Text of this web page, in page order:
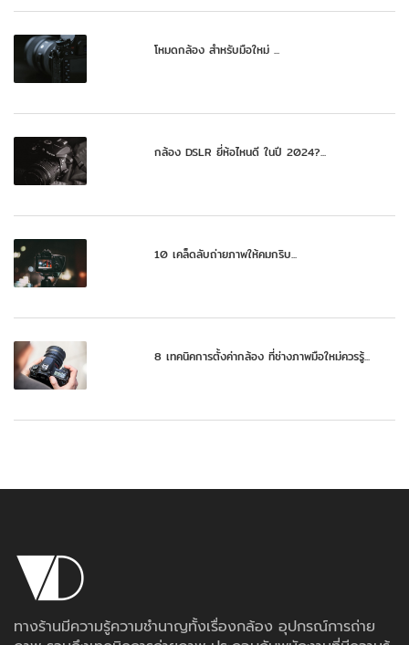
โหมดกล้อง สำหรับมือใหม่ ...
กล้อง DSLR ยี่ห้อไหนดี ในปี 2024?...
10 เคล็ดลับถ่ายภาพให้คมกริบ...
8 เทคนิคการตั้งค่ากล้อง ที่ช่างภาพมือใหม่ควรรู้...
ทางร้านมีความรู้ความชำนาญทั้งเรื่องกล้อง อุปกรณ์การถ่าย